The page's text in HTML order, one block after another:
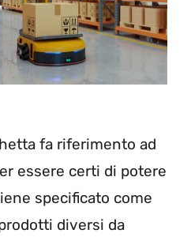
fa riferimento ad
essere certi di potere
specificato come
diversi da